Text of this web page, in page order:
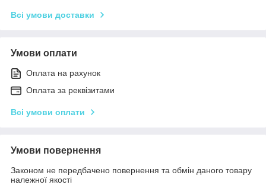
Всі умови доставки
Умови оплати
Оплата на рахунок
Оплата за реквізитами
Всі умови оплати
Умови повернення
Законом не передбачено повернення та обмін даного товару
належної якості